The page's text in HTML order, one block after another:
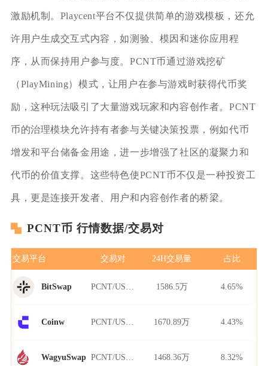
激励机制。Playcent平台不仅提供简单的游戏模板，还允
许用户生成交互式内容，如测验、模因和迷你应用程
序，从而保持用户参与度。PCNT币通过游戏挖矿
（PlayMining）模式，让用户在参与游戏时获得代币奖
励，这种玩法吸引了大量游戏玩家和内容创作者。PCNT
币的治理模块允许持有者参与关键决策投票，例如代币
增发和平台储备金用途，进一步增强了社区的凝聚力和
代币的价值支撑。这些特色使PCNT币不仅是一种投资工
具，更是连接开发者、用户和内容创作者的桥梁。
PCNT币 行情数据/交易对
交易平台 交易对 24H交易量 占比
BitSwap 1586.5万 4.65%
Coinw 1670.89万 4.43%
WagyuSwap 1468.36万 8.32%